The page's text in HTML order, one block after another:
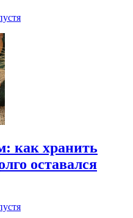
как хранить
оставался